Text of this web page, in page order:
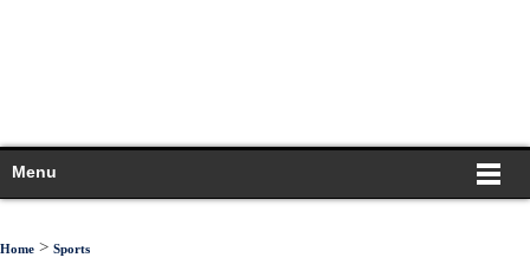
Menu
Home > Sports